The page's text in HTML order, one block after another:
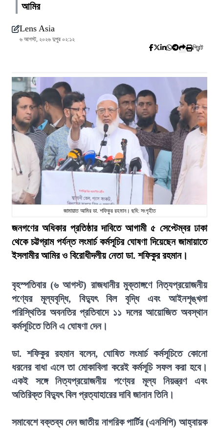
আমির
Lens Asia
৬ আগস্ট, ২০২৬ দুপুর ০২:১২
প্রিন্ট
জামায়াত আমির ডা. শফিকুর রহমান। ছবি: সংগৃহীত
জনগণের অধিকার প্রতিষ্ঠার দাবিতে আগামী ৫ সেপ্টেম্বর ঢাকা
থেকে চট্টগ্রাম পর্যন্ত লংমার্চ কর্মসূচির ঘোষণা দিয়েছেন জামায়াতে
ইসলামীর আমির ও বিরোধীদলীয় নেতা ডা. শফিকুর রহমান।
বৃহস্পতিবার (৬ আগস্ট) রাজধানীর মুক্তাঙ্গণে নিত্যপ্রয়োজনীয়
পণ্যের মূল্যবৃদ্ধি, বিদ্যুৎ বিল বৃদ্ধি এবং আইনশৃঙ্খলা
পরিস্থিতির অবনতির প্রতিবাদে ১১ দলের আয়োজিত অবস্থান
কর্মসূচিতে তিনি এ ঘোষণা দেন।
ডা. শফিকুর রহমান বলেন, ঘোষিত লংমার্চ কর্মসূচিতে কোনো
ধরনের বাধা এলে তা মোকাবিলা করেই কর্মসূচি সফল করা হবে।
একই সঙ্গে নিত্যপ্রয়োজনীয় পণ্যের মূল্য নিয়ন্ত্রণ এবং
অতিরিক্ত বিদ্যুৎ বিল প্রত্যাহারের দাবি জানান তিনি।
সমাবেশে বক্তব্য দেন জাতীয় নাগরিক পার্টির (এনসিপি) আহ্বায়ক